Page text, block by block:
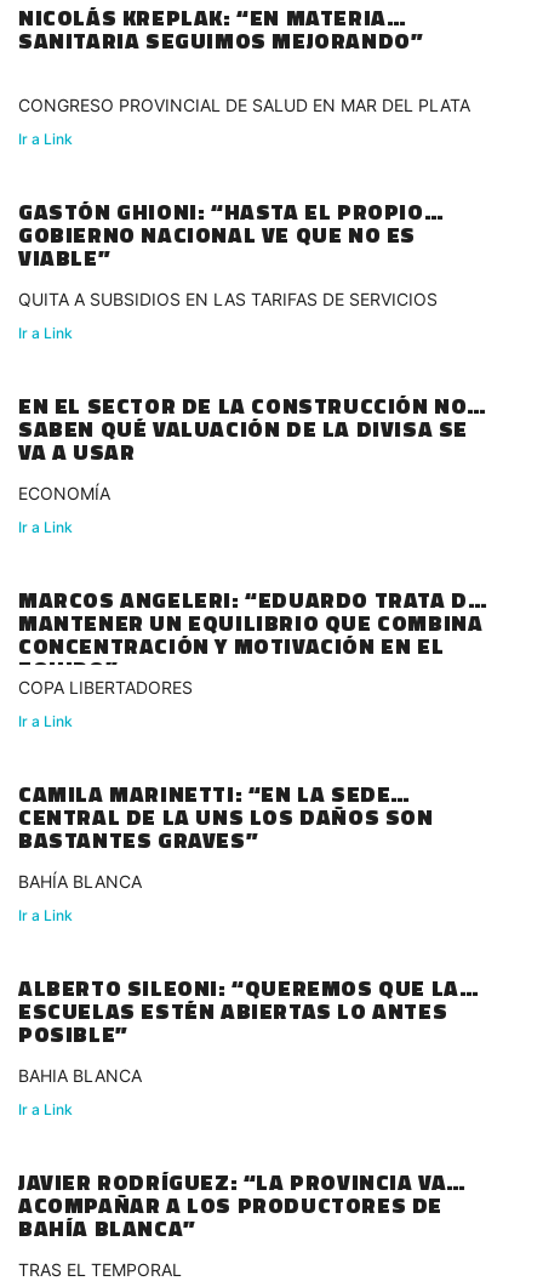
NICOLÁS KREPLAK: “EN MATERIA
SANITARIA SEGUIMOS MEJORANDO”
CONGRESO PROVINCIAL DE SALUD EN MAR DEL PLATA
Ir a Link
GASTÓN GHIONI: “HASTA EL PROPIO
GOBIERNO NACIONAL VE QUE NO ES
VIABLE”
QUITA A SUBSIDIOS EN LAS TARIFAS DE SERVICIOS
Ir a Link
EN EL SECTOR DE LA CONSTRUCCIÓN NO
SABEN QUÉ VALUACIÓN DE LA DIVISA SE
VA A USAR
ECONOMÍA
Ir a Link
MARCOS ANGELERI: “EDUARDO TRATA DE
MANTENER UN EQUILIBRIO QUE COMBINA
CONCENTRACIÓN Y MOTIVACIÓN EN EL
EQUIPO”
COPA LIBERTADORES
Ir a Link
CAMILA MARINETTI: “EN LA SEDE
CENTRAL DE LA UNS LOS DAÑOS SON
BASTANTES GRAVES”
BAHÍA BLANCA
Ir a Link
ALBERTO SILEONI: “QUEREMOS QUE LAS
ESCUELAS ESTÉN ABIERTAS LO ANTES
POSIBLE”
BAHIA BLANCA
Ir a Link
JAVIER RODRÍGUEZ: “LA PROVINCIA VA
ACOMPAÑAR A LOS PRODUCTORES DE
BAHÍA BLANCA”
TRAS EL TEMPORAL